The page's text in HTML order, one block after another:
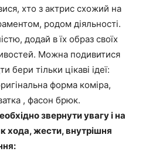
хто з актрис схожий на
родом діяльності.
додай в їх образ своїх
Можна подивитися
бери тільки цікаві ідеї:
форма коміра,
, фасон брюк.
звернути увагу і на
хода, жести, внутрішня